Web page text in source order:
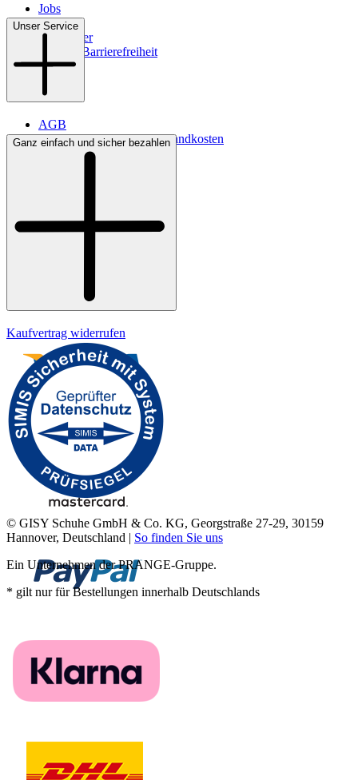
Jobs
Filialen
Newsletter
Digitale Barrierefreiheit
Unser Service
AGB
Lieferbedingungen & Versandkosten
Bezahlung
Ganz einfach und sicher bezahlen
Kaufvertrag widerrufen
© GISY Schuhe GmbH & Co. KG, Georgstraße 27-29, 30159
Hannover, Deutschland | So finden Sie uns
Ein Unternehmen der PRANGE-Gruppe.
* gilt nur für Bestellungen innerhalb Deutschlands